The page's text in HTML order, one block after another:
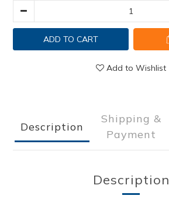
ADD TO CART
Add to Wishlist
Description
Shipping &
Payment
Description